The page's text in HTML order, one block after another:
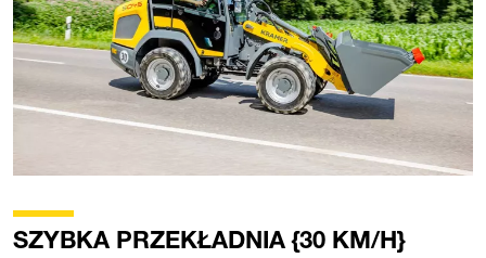
SZYBKA PRZEKŁADNIA {30 KM/H}